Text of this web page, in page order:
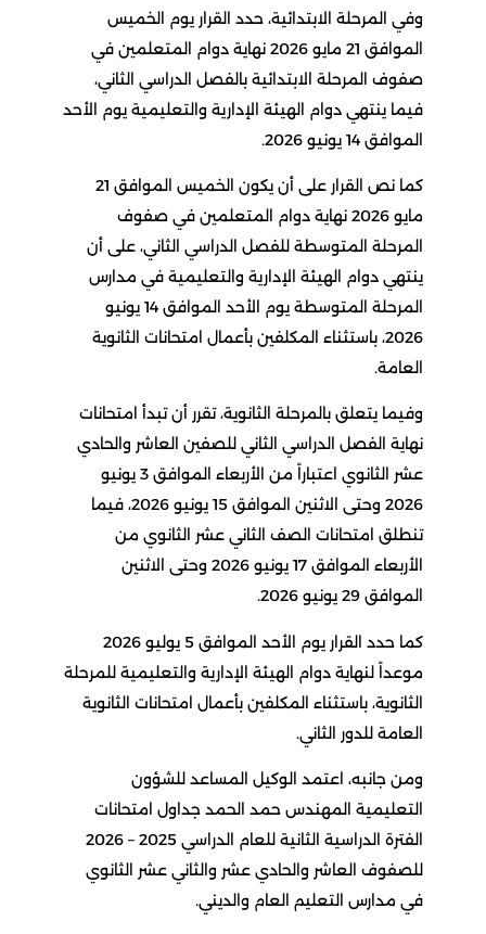
وفي المرحلة الابتدائية، حدد القرار يوم الخميس
الموافق 21 مايو 2026 نهاية دوام المتعلمين في
صفوف المرحلة الابتدائية بالفصل الدراسي الثاني،
فيما ينتهي دوام الهيئة الإدارية والتعليمية يوم الأحد
الموافق 14 يونيو 2026.
كما نص القرار على أن يكون الخميس الموافق 21
مايو 2026 نهاية دوام المتعلمين في صفوف
المرحلة المتوسطة للفصل الدراسي الثاني، على أن
ينتهي دوام الهيئة الإدارية والتعليمية في مدارس
المرحلة المتوسطة يوم الأحد الموافق 14 يونيو
2026، باستثناء المكلفين بأعمال امتحانات الثانوية
العامة.
وفيما يتعلق بالمرحلة الثانوية، تقرر أن تبدأ امتحانات
نهاية الفصل الدراسي الثاني للصفين العاشر والحادي
عشر الثانوي اعتباراً من الأربعاء الموافق 3 يونيو
2026 وحتى الاثنين الموافق 15 يونيو 2026، فيما
تنطلق امتحانات الصف الثاني عشر الثانوي من
الأربعاء الموافق 17 يونيو 2026 وحتى الاثنين
الموافق 29 يونيو 2026.
كما حدد القرار يوم الأحد الموافق 5 يوليو 2026
موعداً لنهاية دوام الهيئة الإدارية والتعليمية للمرحلة
الثانوية، باستثناء المكلفين بأعمال امتحانات الثانوية
العامة للدور الثاني.
ومن جانبه، اعتمد الوكيل المساعد للشؤون
التعليمية المهندس حمد الحمد جداول امتحانات
الفترة الدراسية الثانية للعام الدراسي 2025 – 2026
للصفوف العاشر والحادي عشر والثاني عشر الثانوي
في مدارس التعليم العام والديني.